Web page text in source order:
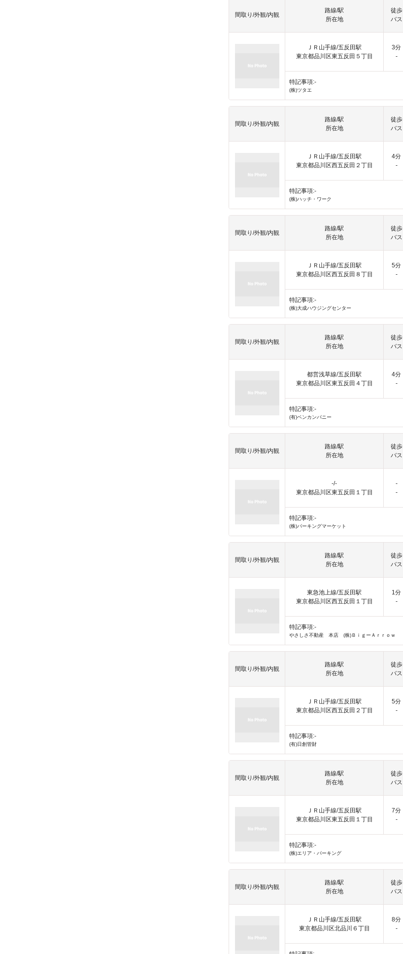
間取り/外観/内観
路線/駅
所在地
徒歩
バス
ＪＲ山手線/五反田駅
東京都品川区東五反田５丁目
3分
-
特記事項:-
(株)ツタエ
間取り/外観/内観
路線/駅
所在地
徒歩
バス
ＪＲ山手線/五反田駅
東京都品川区西五反田２丁目
4分
-
特記事項:-
(株)ハッチ・ワーク
間取り/外観/内観
路線/駅
所在地
徒歩
バス
ＪＲ山手線/五反田駅
東京都品川区西五反田８丁目
5分
-
特記事項:-
(株)大成ハウジングセンター
間取り/外観/内観
路線/駅
所在地
徒歩
バス
都営浅草線/五反田駅
東京都品川区東五反田４丁目
4分
-
特記事項:-
(有)ベンカンパニー
間取り/外観/内観
路線/駅
所在地
徒歩
バス
-/-
東京都品川区東五反田１丁目
-
-
特記事項:-
(株)パーキングマーケット
間取り/外観/内観
路線/駅
所在地
徒歩
バス
東急池上線/五反田駅
東京都品川区西五反田１丁目
1分
-
特記事項:-
やさしさ不動産 本店 (株)ＢｉｇーＡｒｒｏｗ
間取り/外観/内観
路線/駅
所在地
徒歩
バス
ＪＲ山手線/五反田駅
東京都品川区西五反田２丁目
5分
-
特記事項:-
(有)日創管財
間取り/外観/内観
路線/駅
所在地
徒歩
バス
ＪＲ山手線/五反田駅
東京都品川区東五反田１丁目
7分
-
特記事項:-
(株)エリア・パーキング
間取り/外観/内観
路線/駅
所在地
徒歩
バス
ＪＲ山手線/五反田駅
東京都品川区北品川６丁目
8分
-